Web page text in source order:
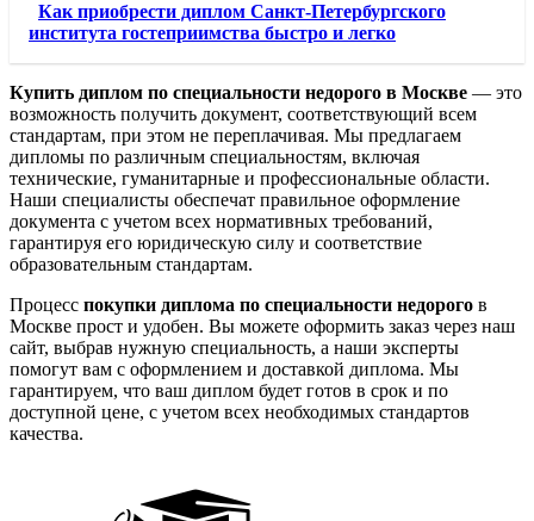
Как приобрести диплом Санкт-Петербургского
института гостеприимства быстро и легко
Купить диплом по специальности недорого в Москве — это
возможность получить документ, соответствующий всем
стандартам, при этом не переплачивая. Мы предлагаем
дипломы по различным специальностям, включая
технические, гуманитарные и профессиональные области.
Наши специалисты обеспечат правильное оформление
документа с учетом всех нормативных требований,
гарантируя его юридическую силу и соответствие
образовательным стандартам.
Процесс покупки диплома по специальности недорого в
Москве прост и удобен. Вы можете оформить заказ через наш
сайт, выбрав нужную специальность, а наши эксперты
помогут вам с оформлением и доставкой диплома. Мы
гарантируем, что ваш диплом будет готов в срок и по
доступной цене, с учетом всех необходимых стандартов
качества.